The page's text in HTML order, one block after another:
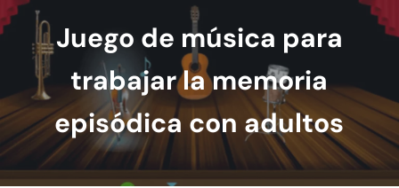
Juego de música para
trabajar la memoria
episódica con adultos